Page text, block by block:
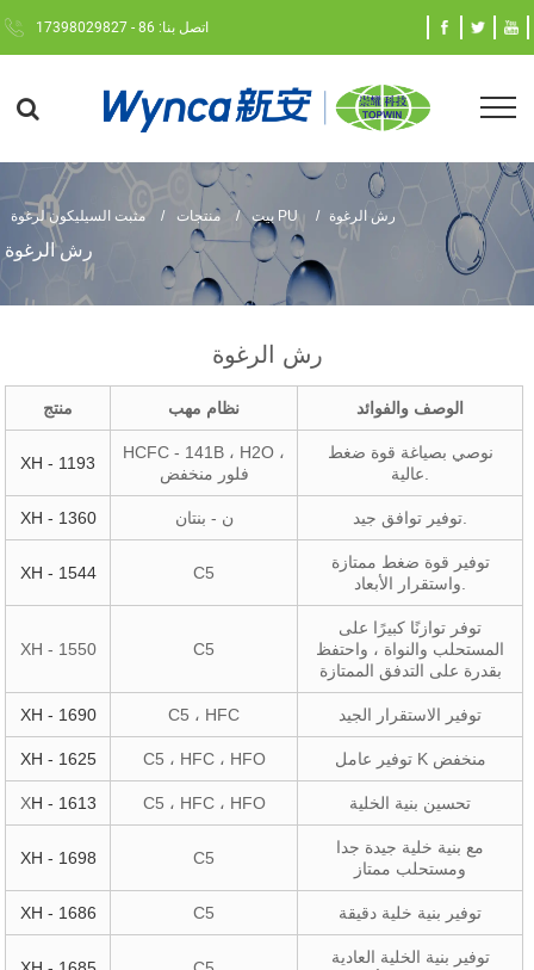
اتصل بنا: 86 - 17398029827
بيت منتجات مثبت السيليكون لرغوة PU رش الرغوة
رش الرغوة
رش الرغوة
منتج نظام مهب الوصف والفوائد
XH - 1193
HCFC - 141B ، H2O ،
فلور منخفض
نوصي بصياغة قوة ضغط
XH - 1360 ن - بنتان
XH - 1544 C5
توفير قوة ضغط ممتازة
XH - 1550 C5
توفر توازنًا كبيرًا على
المستحلب والنواة ، واحتفظ
بقدرة على التدفق الممتازة
XH - 1690 C5 ، HFC توفير الاستقرار الجيد
XH - 1625 C5 ، HFC ، HFO توفير عامل K منخفض
XH - 1613 C5 ، HFC ، HFO تحسين بنية الخلية
XH - 1698 C5
مع بنية خلية جيدة جدا
ومستحلب ممتاز
XH - 1686 C5 توفير بنية خلية دقيقة
توفير بنية الخلية العادية